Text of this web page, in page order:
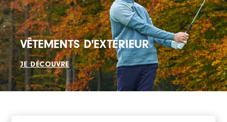
VÊTEMENTS D'EXTÉRIEUR
JE DÉCOUVRE